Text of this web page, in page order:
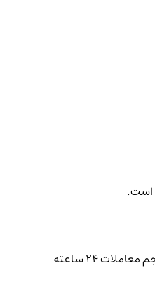
است.
و حجم معاملات 24 ساعته